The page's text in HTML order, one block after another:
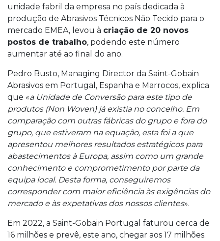
unidade fabril da empresa no país dedicada à
produção de Abrasivos Técnicos Não Tecido para o
mercado EMEA, levou à criação de 20 novos
postos de trabalho, podendo este número
aumentar até ao final do ano.
Pedro Busto, Managing Director da Saint-Gobain
Abrasivos em Portugal, Espanha e Marrocos, explica
que «a Unidade de Conversão para este tipo de
produtos (Non Woven) já existia no concelho. Em
comparação com outras fábricas do grupo e fora do
grupo, que estiveram na equação, esta foi a que
apresentou melhores resultados estratégicos para
abastecimentos à Europa, assim como um grande
conhecimento e comprometimento por parte da
equipa local. Desta forma, conseguiremos
corresponder com maior eficiência às exigências do
mercado e às expetativas dos nossos clientes».
Em 2022, a Saint-Gobain Portugal faturou cerca de
16 milhões e prevê, este ano, chegar aos 17 milhões.